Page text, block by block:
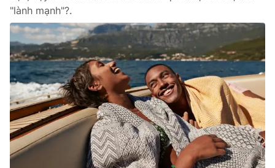
Khán giả
Giải sao mai
Sao
Du lịch
Làm đẹp
Chất lượng cuộc sống
Giáo dục
Tuyển sinh
Học trực tuyến
Công nghệ
Hitech Công nghệ tương lai
Sản phẩm
Thị trường
Tư vấn
Giao lưu trực tuyến
Lịch phát sóng
"lành mạnh"?.